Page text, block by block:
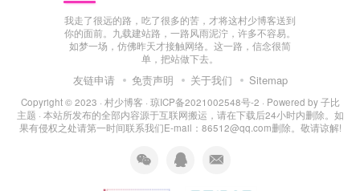
我走了很远的路，吃了很多的苦，才将这村少博客送到
你的面前。九载建站路，一路风雨泥泞，许多不容易。
如梦一场，仿佛昨天才接触网络。这一路，信念很简
单，把站做下去。
友链申请 免责声明 关于我们 Sitemap
Copyright © 2023 · 村少博客 · 琼ICP备2021002548号-2 · Powered by子比
主题 · 本站所发布的全部内容源于互联网搬运，请在下载后24小时内删除。如
果有侵权之处请第一时间联系我们E-mail：86512@qq.com删除。敬请谅解!